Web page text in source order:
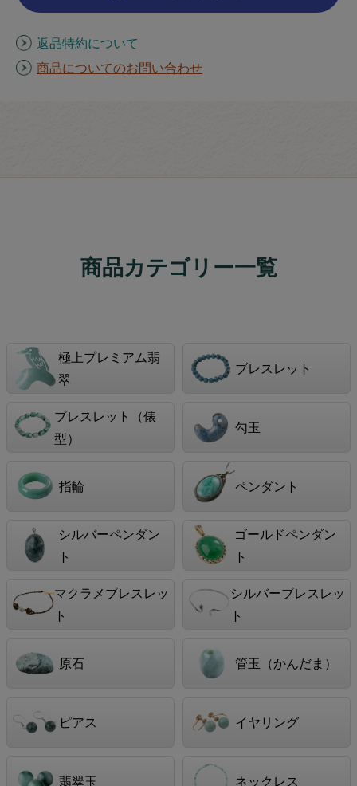
返品特約について
商品についてのお問い合わせ
商品カテゴリー一覧
極上プレミアム翡
翠
ブレスレット
ブレスレット（俵
型）
勾玉
指輪 ペンダント
シルバーペンダン
ト
ゴールドペンダン
ト
マクラメブレスレッ
ト
シルバーブレスレッ
ト
原石 管玉（かんだま）
ピアス イヤリング
翡翠玉 ネックレス